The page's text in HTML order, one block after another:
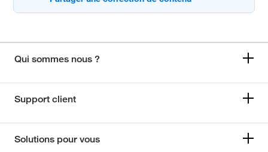
Qui sommes nous ?
Support client
Solutions pour vous